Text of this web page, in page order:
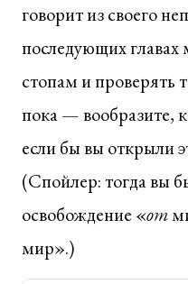
говорит из своего
последующих
стопам и проверять
пока — вообразите,
если бы вы открыли
(Спойлер: тогда вы
освобождение «от
мир».)